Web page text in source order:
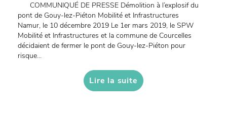
COMMUNIQUÉ DE PRESSE Démolition à l’explosif du
pont de Gouy-lez-Piéton Mobilité et Infrastructures
Namur, le 10 décembre 2019 Le 1er mars 2019, le SPW
Mobilité et Infrastructures et la commune de Courcelles
décidaient de fermer le pont de Gouy-lez-Piéton pour
risque...
Lire la suite